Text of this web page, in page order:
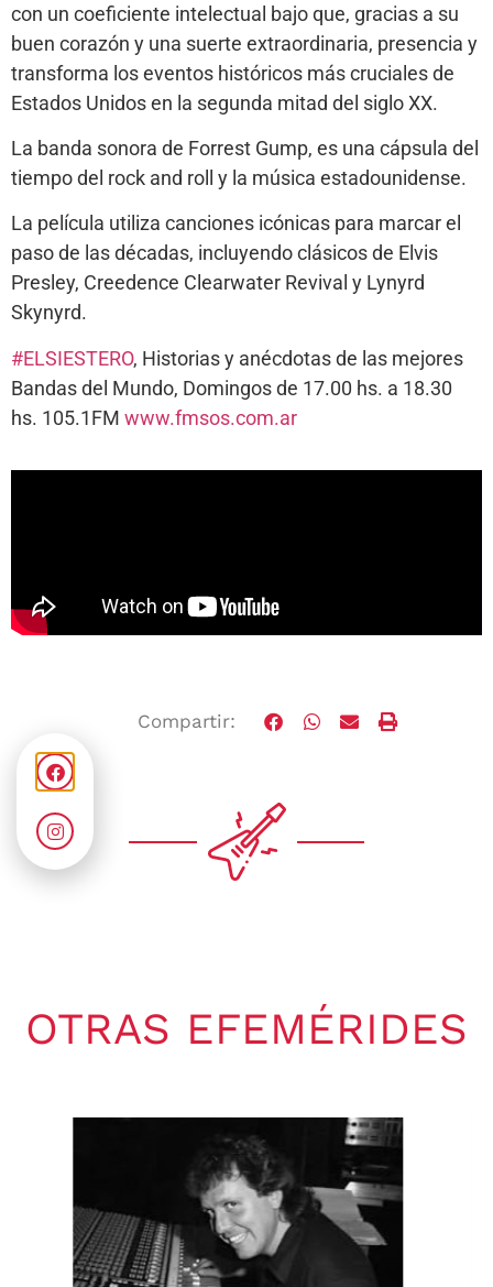
con un coeficiente intelectual bajo que, gracias a su
buen corazón y una suerte extraordinaria, presencia y
transforma los eventos históricos más cruciales de
Estados Unidos en la segunda mitad del siglo XX.
La banda sonora de Forrest Gump, es una cápsula del
tiempo del rock and roll y la música estadounidense.
La película utiliza canciones icónicas para marcar el
paso de las décadas, incluyendo clásicos de Elvis
Presley, Creedence Clearwater Revival y Lynyrd
Skynyrd.
#ELSIESTERO, Historias y anécdotas de las mejores
Bandas del Mundo, Domingos de 17.00 hs. a 18.30
hs. 105.1FM www.fmsos.com.ar
Compartir:
OTRAS EFEMÉRIDES
Gaby Ponchs
agosto 9, 2026
5:09 am
No hay comentarios